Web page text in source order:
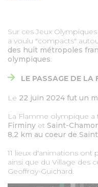
DESIGN
OFFRES
PORTAIL
MAGAZINES
Sur ces Jeux
a voulu "compacts"
des huit métropoles
olympiques.
LE PASSAGE DE LA
Le 22 juin 2024 fut un
La Flamme olympique a
Firminy et Saint-
8,2 km au coeur de
11 lieux d'animations
ainsi que du Village des
Geoffroy-Guichard.